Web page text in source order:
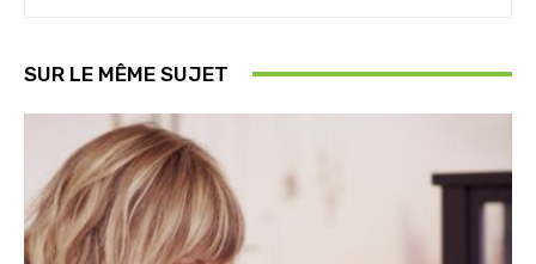
SUR LE MÊME SUJET